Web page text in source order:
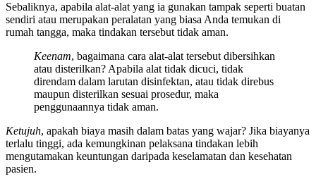
Sebaliknya, apabila alat-alat yang ia gunakan tampak seperti buatan
sendiri atau merupakan peralatan yang biasa Anda temukan di
rumah tangga, maka tindakan tersebut tidak aman.
Keenam, bagaimana cara alat-alat tersebut dibersihkan
atau disterilkan? Apabila alat tidak dicuci, tidak
direndam dalam larutan disinfektan, atau tidak direbus
maupun disterilkan sesuai prosedur, maka
penggunaannya tidak aman.
Ketujuh, apakah biaya masih dalam batas yang wajar? Jika biayanya
terlalu tinggi, ada kemungkinan pelaksana tindakan lebih
mengutamakan keuntungan daripada keselamatan dan kesehatan
pasien.